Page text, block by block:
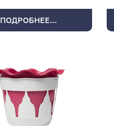
ПОДРОБНЕЕ...